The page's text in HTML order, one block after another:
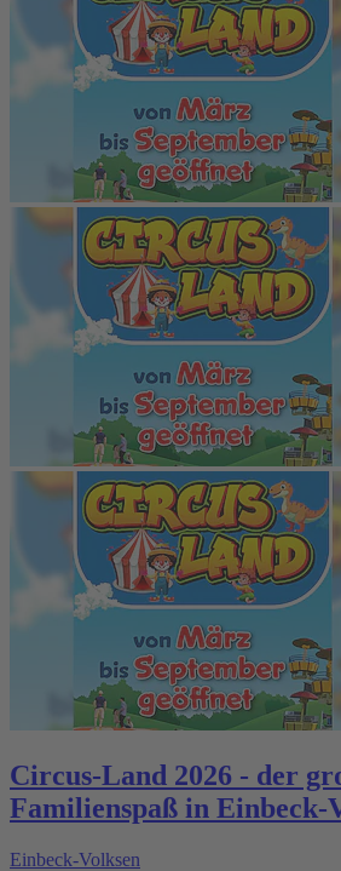
Circus-Land 2026 - der
Familienspaß in Einbeck-
Einbeck-Volksen